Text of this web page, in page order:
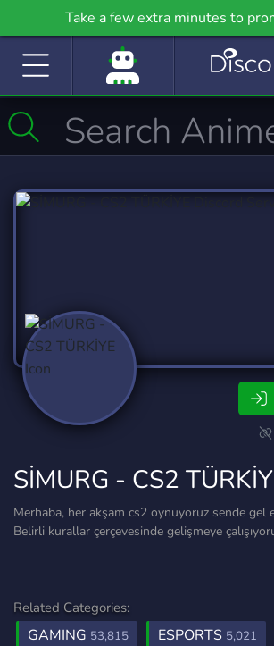
Take a few extra minutes to
community even further on Griv.io,
SİMURG - CS2
Merhaba, her akşam cs2 oynuyoruz sende gel
Belirli kurallar çerçevesinde gelişmeye
Related Categories:
GAMING 53,815 ESPORTS 5,021